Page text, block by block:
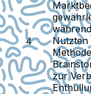
Nutzten
zur